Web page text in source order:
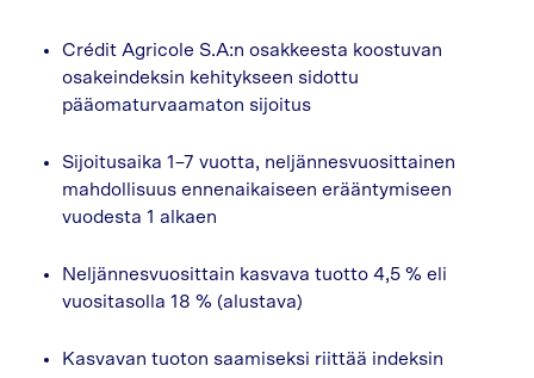
Crédit Agricole S.A:n osakkeesta koostuvan
osakeindeksin kehitykseen sidottu
pääomaturvaamaton sijoitus
Sijoitusaika 1–7 vuotta, neljännesvuosittainen
mahdollisuus ennenaikaiseen erääntymiseen
vuodesta 1 alkaen
Neljännesvuosittain kasvava tuotto 4,5 % eli
vuositasolla 18 % (alustava)
Kasvavan tuoton saamiseksi riittää indeksin